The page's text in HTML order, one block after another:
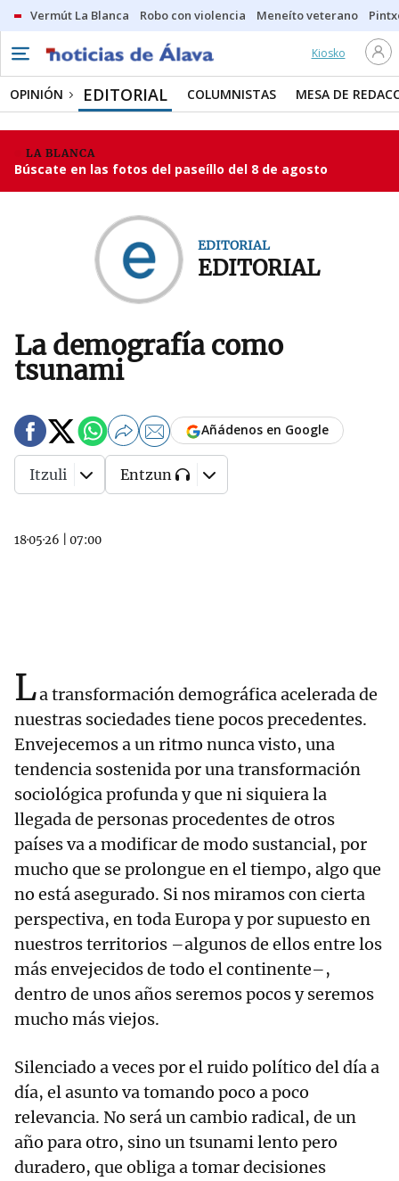
Vermút La Blanca Robo con violencia Meneíto veterano
Kiosko
OPINIÓN EDITORIAL COLUMNISTAS MESA DE
LA BLANCA
Búscate en las fotos del paseíllo del 8 de agosto
EDITORIAL
EDITORIAL
La demografía como
tsunami
18·05·26 07:00
Añádenos en Google
Itzuli Entzun
La transformación demográfica acelerada de
nuestras sociedades tiene pocos precedentes.
Envejecemos a un ritmo nunca visto, una
tendencia sostenida por una transformación
sociológica profunda y que ni siquiera la
llegada de personas procedentes de otros
países va a modificar de modo sustancial, por
mucho que se prolongue en el tiempo, algo que
no está asegurado. Si nos miramos con cierta
perspectiva, en toda Europa y por supuesto en
nuestros territorios –algunos de ellos entre los
más envejecidos de todo el continente–,
dentro de unos años seremos pocos y seremos
mucho más viejos.
Silenciado a veces por el ruido político del día a
día, el asunto va tomando poco a poco
relevancia. No será un cambio radical, de un
año para otro, sino un tsunami lento pero
duradero, que obliga a tomar decisiones